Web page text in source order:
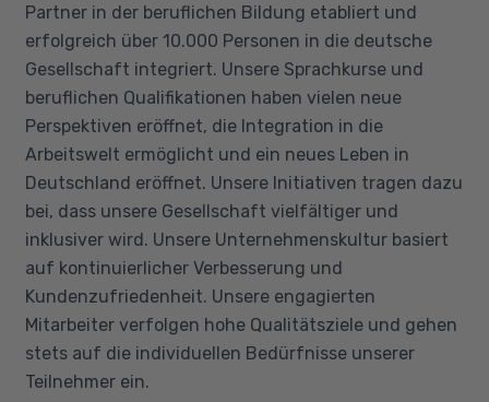
Partner in der beruflichen Bildung etabliert und
erfolgreich über 10.000 Personen in die deutsche
Gesellschaft integriert. Unsere Sprachkurse und
beruflichen Qualifikationen haben vielen neue
Perspektiven eröffnet, die Integration in die
Arbeitswelt ermöglicht und ein neues Leben in
Deutschland eröffnet. Unsere Initiativen tragen dazu
bei, dass unsere Gesellschaft vielfältiger und
inklusiver wird. Unsere Unternehmenskultur basiert
auf kontinuierlicher Verbesserung und
Kundenzufriedenheit. Unsere engagierten
Mitarbeiter verfolgen hohe Qualitätsziele und gehen
stets auf die individuellen Bedürfnisse unserer
Teilnehmer ein.